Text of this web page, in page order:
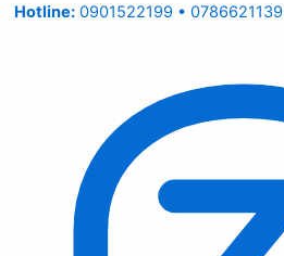
Hotline: 0901522199 • 0786621139